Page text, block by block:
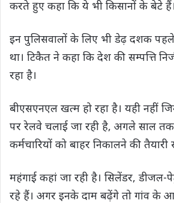
करते हुए कहा कि ये भी किसानों के बेटे हैं।
इन पुलिसवालों के लिए भी डेढ़ दशक
था। टिकैत ने कहा कि देश की सम्पत्ति
रहा है।
बीएसएनएल खत्म हो रहा है। यही नहीं
पर रेलवे चलाई जा रही है, अगले साल
कर्मचारियों को बाहर निकालने की
महंगाई कहां जा रही है। सिलेंडर, डीजल-
रहे हैं। अगर इनके दाम बढ़ेंगे तो गांव के